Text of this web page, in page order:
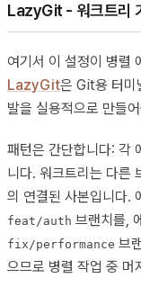
LazyGit - 워크트리
여기서 이 설정이 병렬
LazyGit은 Git용 터미
발을 실용적으로 만들
패턴은 간단합니다: 각
니다. 워크트리는 다른
의 연결된 사본입니다.
feat/auth 브랜치를,
fix/performance 브
으므로 병렬 작업 중 머